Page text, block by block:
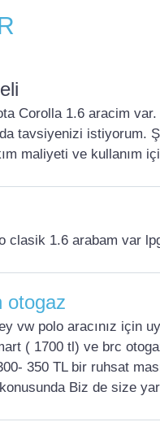
Corolla 1.6 aracim
tavsiyenizi istiyorum.
maliyeti ve kullanım
clasik 1.6 arabam var
otogaz
vw polo aracınız için
( 1700 tl) ve brc
350 TL bir ruhsat
Biz de size